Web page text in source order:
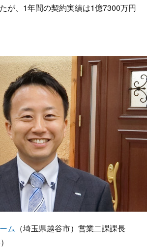
が、1年間の契約実績は1億7300万円
ム （埼玉県越谷市）営業二課課長